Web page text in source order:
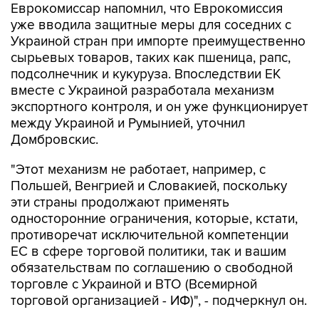
Еврокомиссар напомнил, что Еврокомиссия
уже вводила защитные меры для соседних с
Украиной стран при импорте преимущественно
сырьевых товаров, таких как пшеница, рапс,
подсолнечник и кукуруза. Впоследствии ЕК
вместе с Украиной разработала механизм
экспортного контроля, и он уже функционирует
между Украиной и Румынией, уточнил
Домбровскис.
"Этот механизм не работает, например, с
Польшей, Венгрией и Словакией, поскольку
эти страны продолжают применять
односторонние ограничения, которые, кстати,
противоречат исключительной компетенции
ЕС в сфере торговой политики, так и вашим
обязательствам по соглашению о свободной
торговле с Украиной и ВТО (Всемирной
торговой организацией - ИФ)", - подчеркнул он.